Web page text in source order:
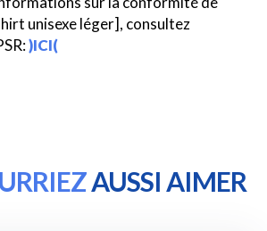
unisexe léger], consultez
)ICI(
AUSSI AIMER